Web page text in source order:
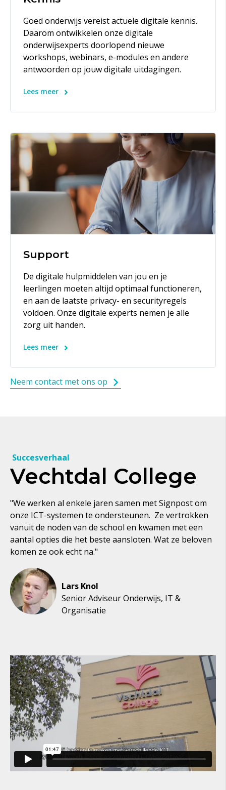
Goed onderwijs vereist actuele digitale kennis.
Daarom ontwikkelen onze digitale
onderwijsexperts doorlopend nieuwe
workshops, webinars, e-modules en andere
antwoorden op jouw digitale uitdagingen.
Lees meer
Support
De digitale hulpmiddelen van jou en je
leerlingen moeten altijd optimaal functioneren,
en aan de laatste privacy- en securityregels
voldoen. Onze digitale experts nemen je alle
zorg uit handen.
Lees meer
Neem contact met ons op
Succesverhaal
Vechtdal College
"We werken al enkele jaren samen met Signpost om
onze ICT-systemen te ondersteunen. Ze vertrokken
vanuit de noden van de school en kwamen met een
aantal opties die het beste aansloten. Wat ze beloven
komen ze ook echt na."
Lars Knol
Senior Adviseur Onderwijs, IT &
Organisatie